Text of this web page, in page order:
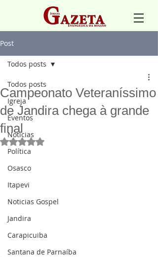
Post
Todos posts
Igreja
Eventos
Notícias
Política
Osasco
Itapevi
Noticias Gospel
Jandira
Carapicuiba
Santana de Parnaíba
Todos posts
Campeonato Veteraníssimo
de Jandira chega à grande
final
Avaliado com NaN de 5 estrelas.